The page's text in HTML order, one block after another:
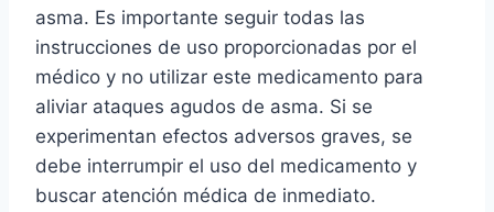
asma. Es importante seguir todas las
instrucciones de uso proporcionadas por el
médico y no utilizar este medicamento para
aliviar ataques agudos de asma. Si se
experimentan efectos adversos graves, se
debe interrumpir el uso del medicamento y
buscar atención médica de inmediato.